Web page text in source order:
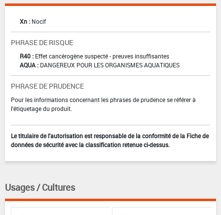
Xn : Nocif
PHRASE DE RISQUE
R40 : Effet cancérogène suspecté - preuves insuffisantes
AQUA : DANGEREUX POUR LES ORGANISMES AQUATIQUES
PHRASE DE PRUDENCE
Pour les informations concernant les phrases de prudence se référer à
l'étiquetage du produit.
Le titulaire de l'autorisation est responsable de la conformité de la Fiche de
données de sécurité avec la classification retenue ci-dessus.
Usages / Cultures